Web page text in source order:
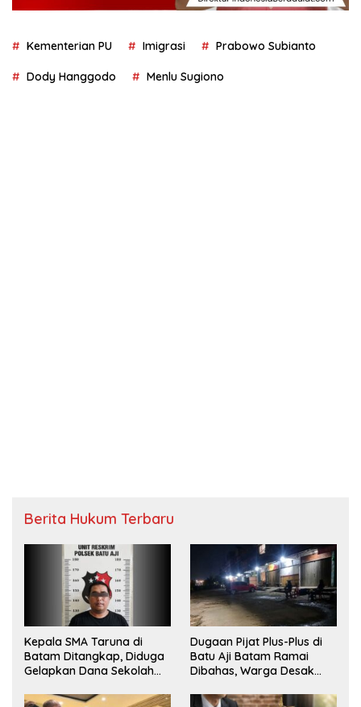
Kementerian PU Imigrasi Prabowo Subianto
Dody Hanggodo Menlu Sugiono
Berita Hukum Terbaru
Kepala SMA Taruna di
Batam Ditangkap, Diduga
Gelapkan Dana Sekolah
Dugaan Pijat Plus-Plus di
Batu Aji Batam Ramai
Dibahas, Warga Desak